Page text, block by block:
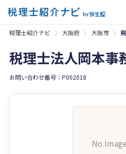
税理士紹介ナビ 大阪府 大阪市
税理士法人岡本事
お問い合わせ番号：P002018
No Image